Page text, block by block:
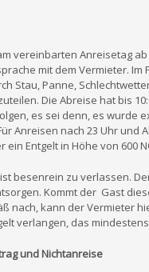
vereinbarten Anreisetag ab
mit dem Vermieter. Im
Stau, Panne,
Die Abreise hat bis
es sei denn, es wurde
Anreisen nach 23 Uhr und
Entgelt in Höhe von 600
besenrein zu verlassen.
Kommt der Gast
nach, kann der Vermieter
verlangen, das
und Nichtanreise